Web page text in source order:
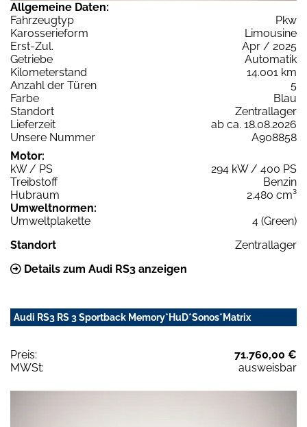
Allgemeine Daten:
Fahrzeugtyp
Pkw
Karosserieform
Limousine
Erst-Zul.
Apr / 2025
Getriebe
Automatik
Kilometerstand
14.001 km
Anzahl der Türen
5
Farbe
Blau
Standort
Zentrallager
Lieferzeit
ab ca. 18.08.2026
Unsere Nummer
A908858
Motor:
kW / PS
294 kW / 400 PS
Treibstoff
Benzin
Hubraum
2.480 cm³
Umweltnormen:
Umweltplakette
4 (Green)
Standort
Zentrallager
Details zum Audi RS3 anzeigen
Audi RS3 RS 3 Sportback Memory*HuD*Sonos*Matrix
Preis:
71.760,00 €
MWSt:
ausweisbar